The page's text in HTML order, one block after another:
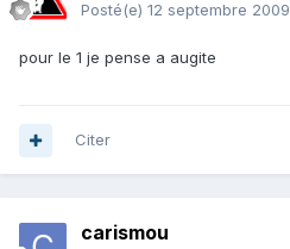
Posté(e) 12 septembre 2009
pour le 1 je pense a augite
Citer
carismou